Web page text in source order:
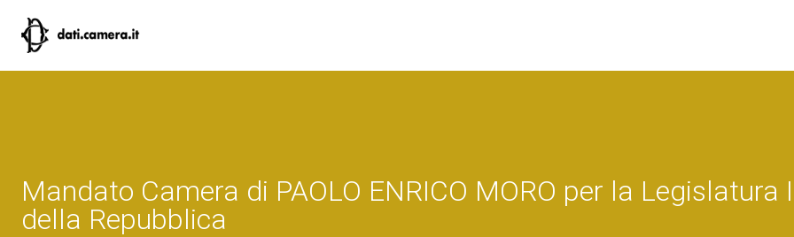
Mandato Camera di PAOLO ENRICO MORO per la Legislatura
della Repubblica